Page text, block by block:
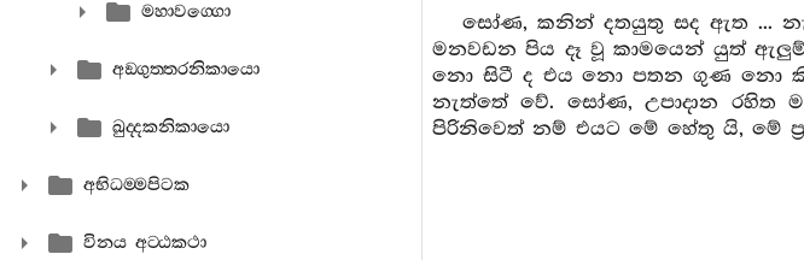
මහාවග‍්ගො
අඞ‍්ගුත‍්තරනිකායො
ඛුද‍්දකනිකායො
අභිධම‍්මපිටක
විනය අට‍්ඨකථා
සෝණ, කනින් දතයුතු සද ඇත ...
මනවඩන පිය දෑ වූ කාමයෙන් යුත්
නො සිටී ද එය නො පතන ගුණ නො
නැත්තේ වේ. සෝණ, උපාදාන රහිත
පිරිනිවෙත් නම් එයට මේ හේතු යි, මේ